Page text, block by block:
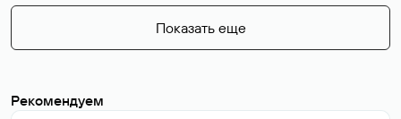
Показать еще
Рекомендуем